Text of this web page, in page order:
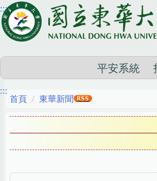
跳
到
主
容
區
:::
平安系統
:::
首頁 東華新聞